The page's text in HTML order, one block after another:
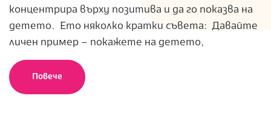
концентрира върху позитива и да го показва на
детето. Ето няколко кратки съвета: Давайте
личен пример – покажете на детето,
Повече